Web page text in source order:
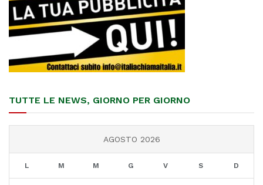
TUTTE LE NEWS, GIORNO PER GIORNO
AGOSTO 2026
L M M G V S D